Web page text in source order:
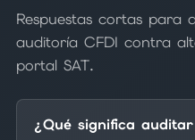
Respuestas cortas para
auditoría CFDI contra
portal SAT.
¿Qué significa auditar